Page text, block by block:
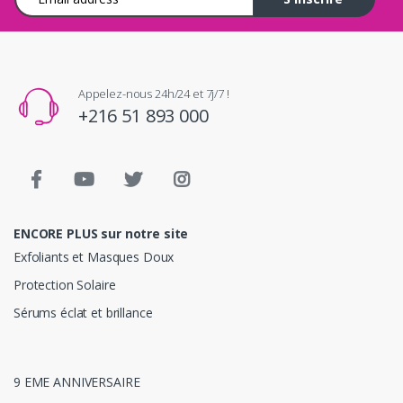
Appelez-nous 24h/24 et 7j/7 !
+216 51 893 000
ENCORE PLUS sur notre site
Exfoliants et Masques Doux
Protection Solaire
Sérums éclat et brillance
9 EME ANNIVERSAIRE